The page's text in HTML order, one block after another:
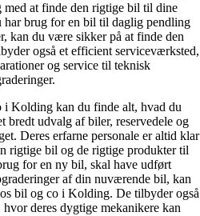
med at finde den rigtige bil til dine
har brug for en bil til daglig pendling
kan du være sikker på at finde den
også et efficient serviceværksted,
og service til teknisk
Kolding kan du finde alt, hvad du
udvalg af biler, reservedele og
Deres erfarne personale er altid klar
rigtige bil og de rigtige produkter til
for en ny bil, skal have udført
af din nuværende bil, kan
bil og co i Kolding. De tilbyder også
deres dygtige mekanikere kan